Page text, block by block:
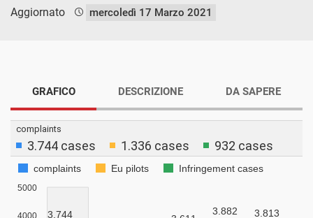
Aggiornato mercoledì 17 Marzo 2021
GRAFICO DESCRIZIONE DA SAPERE